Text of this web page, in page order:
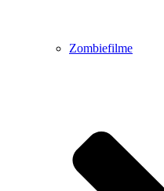
Zombiefilme